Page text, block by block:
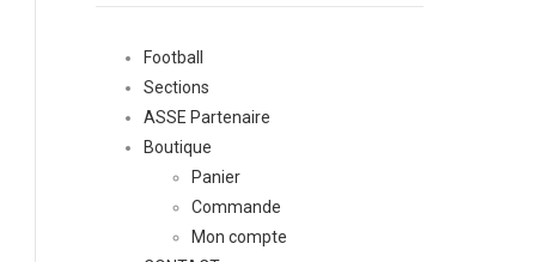
Football
Sections
ASSE Partenaire
Boutique
Panier
Commande
Mon compte